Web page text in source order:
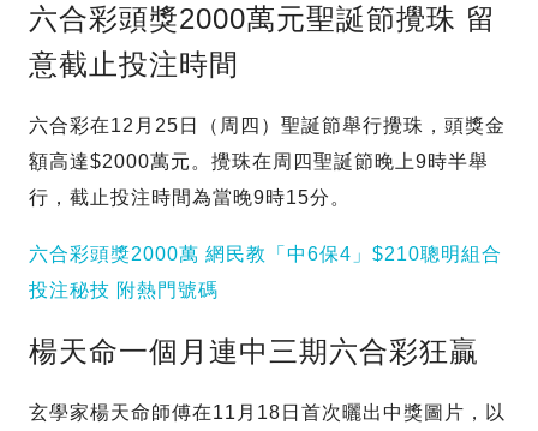
六合彩頭獎2000萬元聖誕節攪珠 留
意截止投注時間
六合彩在12月25日（周四）聖誕節舉行攪珠，頭獎金
額高達$2000萬元。攪珠在周四聖誕節晚上9時半舉
行，截止投注時間為當晚9時15分。
六合彩頭獎2000萬 網民教「中6保4」$210聰明組合
投注秘技 附熱門號碼
楊天命一個月連中三期六合彩狂贏
玄學家楊天命師傅在11月18日首次曬出中獎圖片，以